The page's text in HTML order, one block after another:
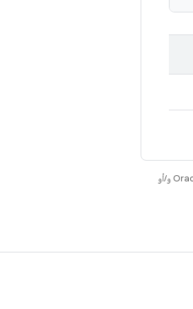
. إنّ Java وOpenJDK هما علامتان تجاريتان مسجَّلتان لشركة Oracle و/أو